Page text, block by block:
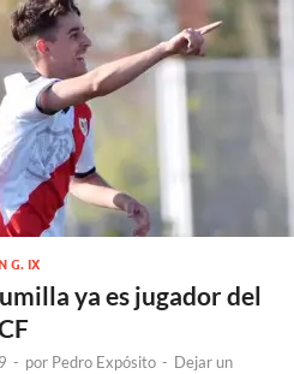
G. IX
ya es jugador del
- por Pedro Expósito - Dejar un